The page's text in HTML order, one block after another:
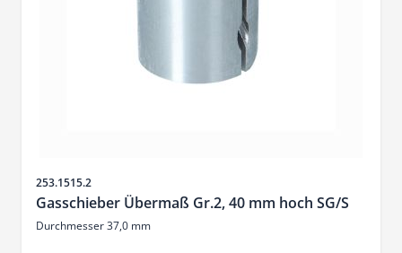
Sku
253.1515.2
Gasschieber Übermaß Gr.2, 40 mm hoch SG/S
Durchmesser 37,0 mm